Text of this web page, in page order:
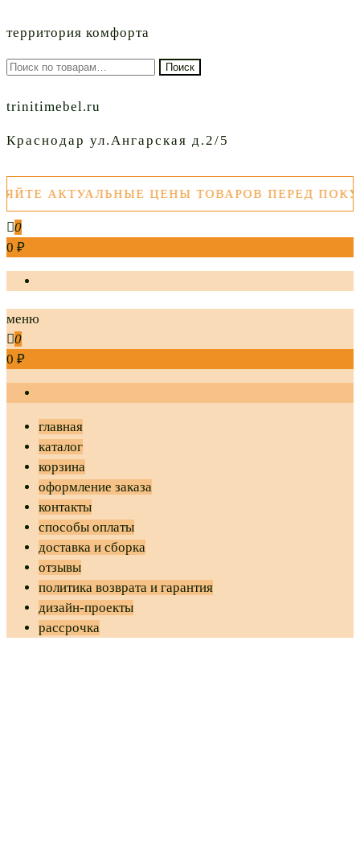
территория комфорта
Искать: Поиск
trinitimebel.ru
Краснодар ул.Ангарская д.2/5
АКТУАЛЬНЫЕ ЦЕНЫ ТОВАРОВ ПЕРЕД
0
0 ₽
меню
0
0 ₽
главная
каталог
корзина
оформление заказа
контакты
способы оплаты
доставка и сборка
отзывы
политика возврата и гарантия
дизайн-проекты
рассрочка